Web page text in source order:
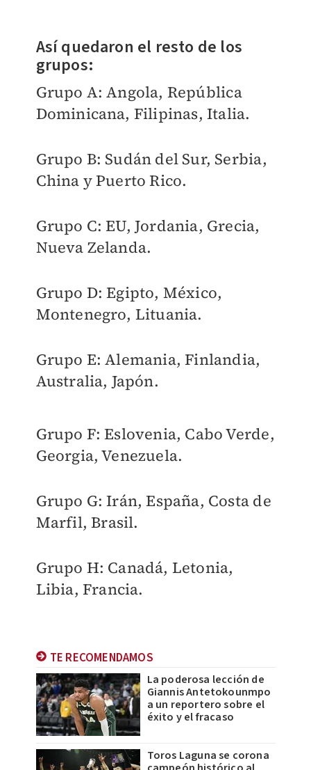
Así quedaron el resto de los
grupos:
Grupo A: Angola, República
Dominicana, Filipinas, Italia.
Grupo B: Sudán del Sur, Serbia,
China y Puerto Rico.
Grupo C: EU, Jordania, Grecia,
Nueva Zelanda.
Grupo D: Egipto, México,
Montenegro, Lituania.
Grupo E: Alemania, Finlandia,
Australia, Japón.
Grupo F: Eslovenia, Cabo Verde,
Georgia, Venezuela.
Grupo G: Irán, España, Costa de
Marfil, Brasil.
Grupo H: Canadá, Letonia,
Libia, Francia.
TE RECOMENDAMOS
La poderosa lección de
Giannis Antetokounmpo
a un reportero sobre el
éxito y el fracaso
Toros Laguna se corona